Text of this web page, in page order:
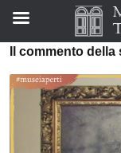
Il commento